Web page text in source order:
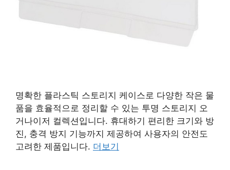
명확한 플라스틱 스토리지 케이스로 다양한 작은 물
품을 효율적으로 정리할 수 있는 투명 스토리지 오
거나이저 컬렉션입니다. 휴대하기 편리한 크기와 방
진, 충격 방지 기능까지 제공하여 사용자의 안전도
고려한 제품입니다. 더보기